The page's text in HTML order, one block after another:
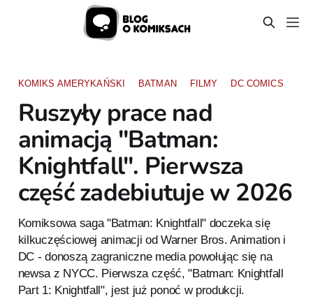
KOMIKS AMERYKAŃSKI BATMAN FILMY DC COMICS
Ruszyły prace nad
animacją "Batman:
Knightfall". Pierwsza
część zadebiutuje w 2026
Komiksowa saga "Batman: Knightfall" doczeka się
kilkuczęściowej animacji od Warner Bros. Animation i
DC - donoszą zagraniczne media powołując się na
newsa z NYCC. Pierwsza część, "Batman: Knightfall
Part 1: Knightfall", jest już ponoć w produkcji.